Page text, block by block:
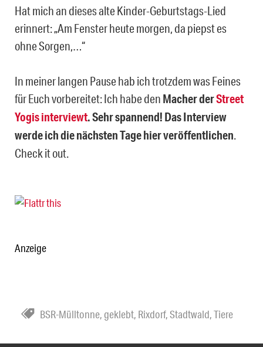
Hat mich an dieses alte Kinder-Geburtstags-Lied
erinnert: „Am Fenster heute morgen, da piepst es
ohne Sorgen,…“
In meiner langen Pause hab ich trotzdem was Feines
für Euch vorbereitet: Ich habe den Macher derStreet
Yogis interviewt. Sehr spannend! Das Interview
werde ich die nächsten Tage hier veröffentlichen.
Check it out.
Anzeige
BSR-Mülltonne, geklebt, Rixdorf,Stadtwald,Tiere